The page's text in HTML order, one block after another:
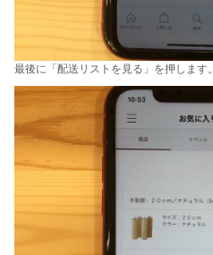
最後に「配送リストを見る」を押します。